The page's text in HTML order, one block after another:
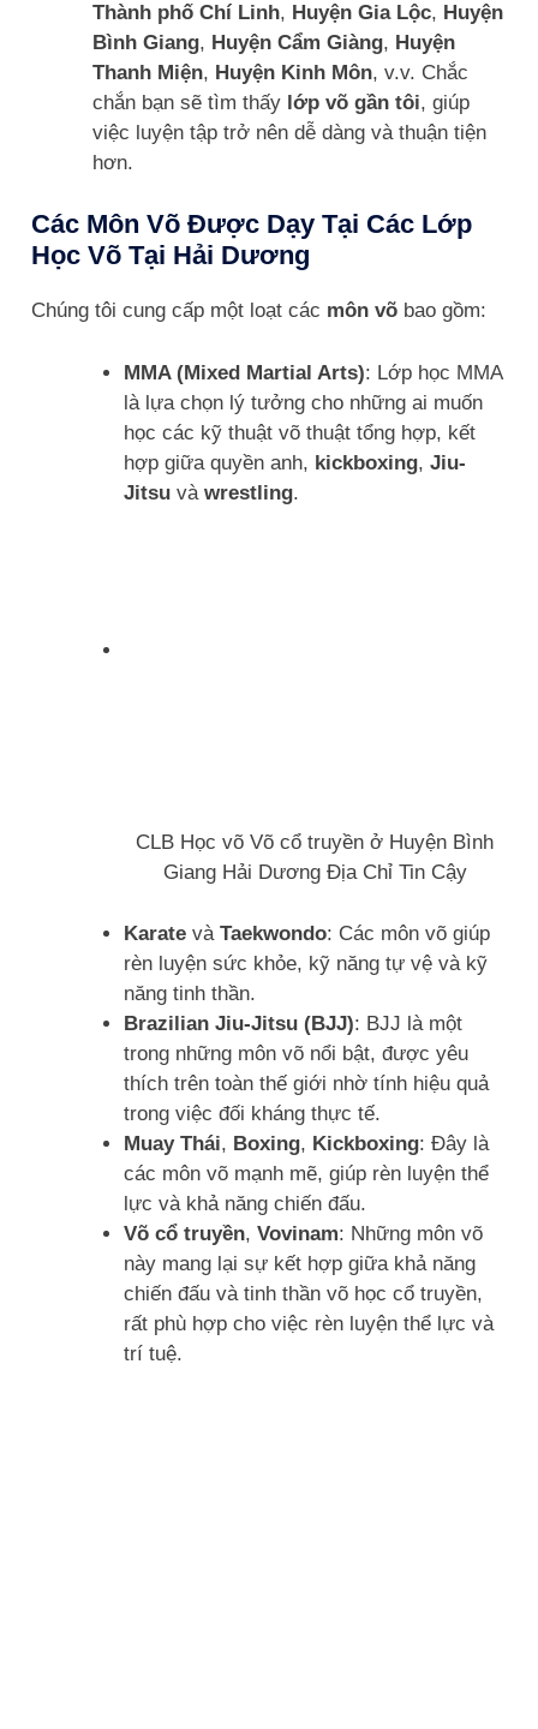
Thành phố Chí Linh, Huyện Gia Lộc, Huyện
Bình Giang, Huyện Cẩm Giàng, Huyện
Thanh Miện, Huyện Kinh Môn, v.v. Chắc
chắn bạn sẽ tìm thấy lớp võ gần tôi, giúp
việc luyện tập trở nên dễ dàng và thuận tiện
hơn.
Các Môn Võ Được Dạy Tại Các Lớp
Học Võ Tại Hải Dương
Chúng tôi cung cấp một loạt các môn võ bao gồm:
MMA (Mixed Martial Arts): Lớp học MMA
là lựa chọn lý tưởng cho những ai muốn
học các kỹ thuật võ thuật tổng hợp, kết
hợp giữa quyền anh, kickboxing, Jiu-
Jitsuvà wrestling.
CLB Học võ Võ cổ truyền ở Huyện Bình
Giang Hải Dương Địa Chỉ Tin Cậy
Karatevà Taekwondo: Các môn võ giúp
rèn luyện sức khỏe, kỹ năng tự vệ và kỹ
năng tinh thần.
Brazilian Jiu-Jitsu (BJJ): BJJ là một
trong những môn võ nổi bật, được yêu
thích trên toàn thế giới nhờ tính hiệu quả
trong việc đối kháng thực tế.
Muay Thái, Boxing, Kickboxing: Đây là
các môn võ mạnh mẽ, giúp rèn luyện thể
lực và khả năng chiến đấu.
Võ cổ truyền, Vovinam: Những môn võ
này mang lại sự kết hợp giữa khả năng
chiến đấu và tinh thần võ học cổ truyền,
rất phù hợp cho việc rèn luyện thể lực và
trí tuệ.